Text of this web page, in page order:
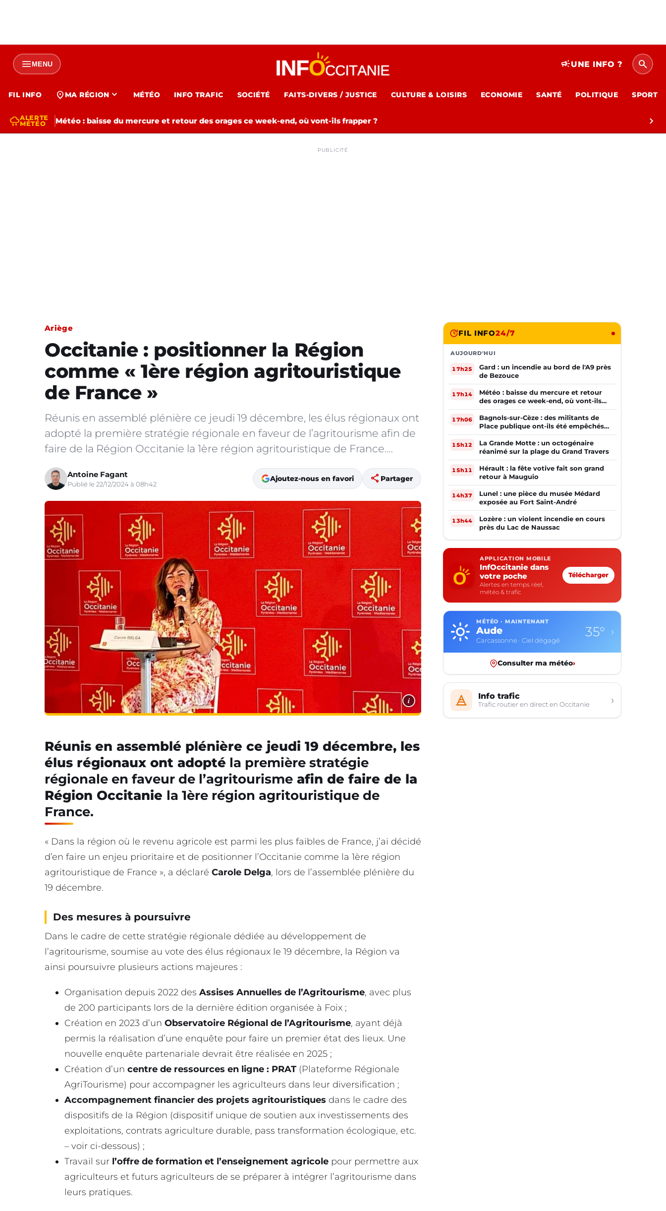
menuMENU campaignUNE INFO ? search
FIL INFO location_on MA RÉGION expand_more MÉTÉO INFO TRAFIC SOCIÉTÉ FAITS-DIVERS / JUSTICE CULTURE & LOISIRS ECONOMIE SANTÉ POLITIQUE SPORT
thunderstormALERTE
MÉTÉO
Météo : baisse du mercure et retour des orages ce week-end, où vont-ils frapper ? chevron_right
PUBLICITÉ
Ariège
Occitanie : positionner la Région
comme « 1ère région agritouristique
de France »
Réunis en assemblé plénière ce jeudi 19 décembre, les élus régionaux ont
adopté la première stratégie régionale en faveur de l’agritourisme afin de
faire de la Région Occitanie la 1ère région agritouristique de France.…
Antoine Fagant
Publié le 22/12/2024 à 08h42
Ajoutez-nous en favori share Partager
i
Réunis en assemblé plénière ce jeudi 19 décembre, les
élus régionaux ont adopté la première stratégie
régionale en faveur de l’agritourisme afin de faire de la
Région Occitanie la 1ère région agritouristique de
France.
« Dans la région où le revenu agricole est parmi les plus faibles de France, j’ai décidé
d’en faire un enjeu prioritaire et de positionner l’Occitanie comme la 1ère région
agritouristique de France », a déclaré Carole Delga, lors de l’assemblée plénière du
19 décembre.
Des mesures à poursuivre
Dans le cadre de cette stratégie régionale dédiée au développement de
l’agritourisme, soumise au vote des élus régionaux le 19 décembre, la Région va
ainsi poursuivre plusieurs actions majeures :
Organisation depuis 2022 des Assises Annuelles de l’Agritourisme, avec plus
de 200 participants lors de la dernière édition organisée à Foix ;
Création en 2023 d’un Observatoire Régional de l’Agritourisme, ayant déjà
permis la réalisation d’une enquête pour faire un premier état des lieux. Une
nouvelle enquête partenariale devrait être réalisée en 2025 ;
Création d’un centre de ressources en ligne : PRAT (Plateforme Régionale
AgriTourisme) pour accompagner les agriculteurs dans leur diversification ;
Accompagnement financier des projets agritouristiques dans le cadre des
dispositifs de la Région (dispositif unique de soutien aux investissements des
exploitations, contrats agriculture durable, pass transformation écologique, etc.
– voir ci-dessous) ;
Travail sur l’offre de formation et l’enseignement agricole pour permettre aux
agriculteurs et futurs agriculteurs de se préparer à intégrer l’agritourisme dans
leurs pratiques.
FIL INFO24/7
AUJOURD'HUI
17h25
Gard : un incendie au bord de l'A9 près
de Bezouce
17h14
Météo : baisse du mercure et retour
des orages ce week-end, où vont-ils
frapper ?
17h06
Bagnols-sur-Cèze : des militants de
Place publique ont-ils été empêchés
de tracter par la mairie ?
15h12
La Grande Motte : un octogénaire
réanimé sur la plage du Grand Travers
15h11
Hérault : la fête votive fait son grand
retour à Mauguio
14h37
Lunel : une pièce du musée Médard
exposée au Fort Saint-André
13h44
Lozère : un violent incendie en cours
près du Lac de Naussac
APPLICATION MOBILE
InfOccitanie dans
votre poche
Alertes en temps réel,
météo & trafic
Télécharger
MÉTÉO · MAINTENANT
Aude
Carcassonne · Ciel dégagé
35° ›
Consulter ma météo›
Info trafic
Trafic routier en direct en Occitanie ›